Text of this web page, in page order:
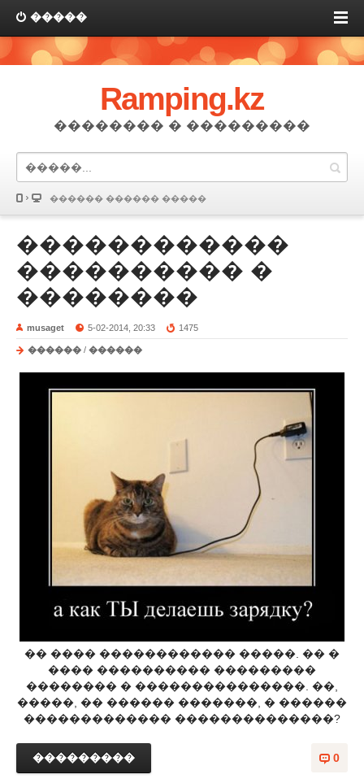
�����
Ramping.kz
�������� � ���������
������ ������ �����
������������
���������� �
��������
musaget 5-02-2014, 20:33 1475
������ / ������
�� ���� ������������ �����. �� �
���� ���������� ���������
�������� � ���������������. ��,
�����, �� ������ �������, � ������
������������� ��������������?
0
���������